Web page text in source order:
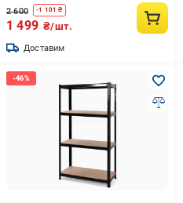
2 600 -1 101 ₴
1 499 ₴/шт.
Доставим